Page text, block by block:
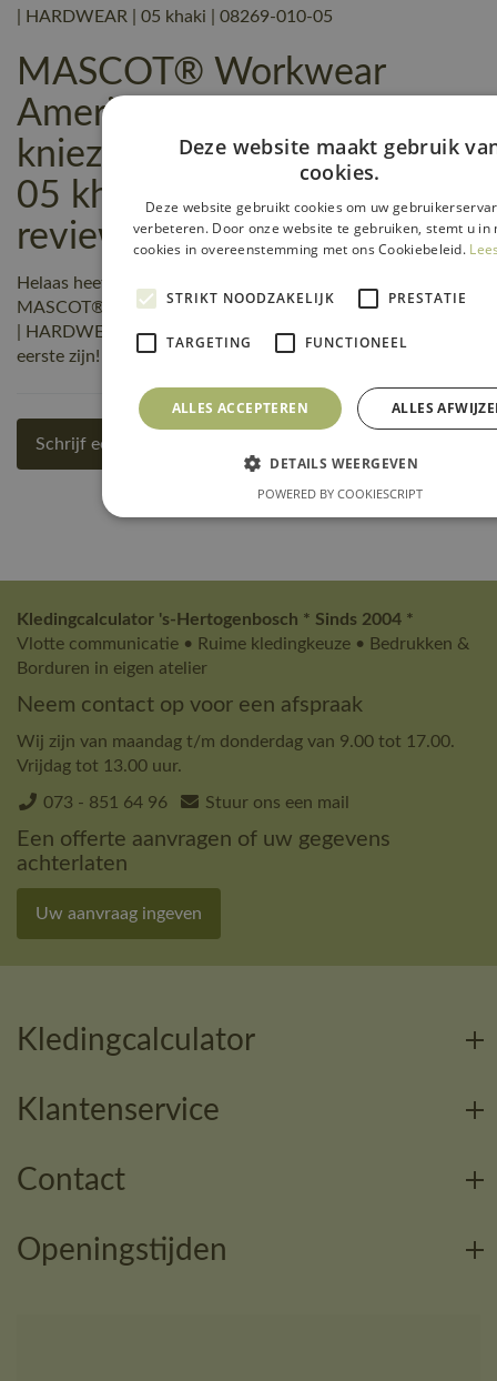
| HARDWEAR | 05 khaki | 08269-010-05
MASCOT® Workwear
Amerikaanse overall met
kniezakken | HARDWEAR |
05 khaki | 08269-010-05
reviews
Helaas heeft nog niemand een beoordeling geschreven over
MASCOT® Workwear Amerikaanse overall met kniezakken
| HARDWEAR | 05 khaki | 08269-010-05, maar jij kunt de
eerste zijn! Schrijf een review!
Schrijf een review
Kledingcalculator 's-Hertogenbosch * Sinds 2004 *
Vlotte communicatie • Ruime kledingkeuze • Bedrukken &
Borduren in eigen atelier
Neem contact op voor een afspraak
Wij zijn van maandag t/m donderdag van 9.00 tot 17.00.
Vrijdag tot 13.00 uur.
073 - 851 64 96 Stuur ons een mail
Een offerte aanvragen of uw gegevens
achterlaten
Uw aanvraag ingeven
Kledingcalculator
Klantenservice
Contact
Openingstijden
Deze website maakt gebruik
cookies.
Deze website gebruikt cookies om uw
verbeteren. Door onze website te gebruiken, stemt u in
cookies in overeenstemming met ons Cookiebeleid.
STRIKT NOODZAKELIJK PRESTATIE
TARGETING FUNCTIONEEL
ALLES ACCEPTEREN ALLES
DETAILS WEERGEVEN
POWERED BY COOKIESCRIPT